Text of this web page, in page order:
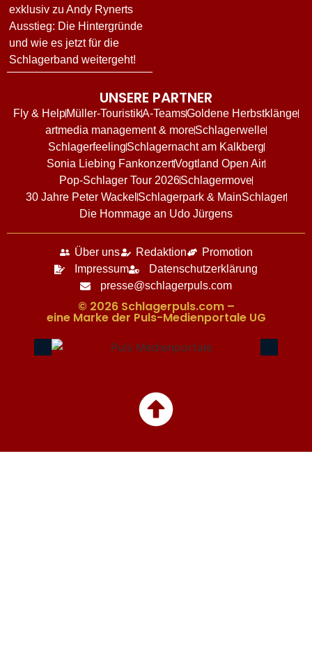
exklusiv zu Andy Rynerts
Ausstieg: Die Hintergründe
und wie es jetzt für die
Schlagerband weitergeht!
UNSERE PARTNER
Fly & HelpMüller-TouristikA-TeamsGoldene Herbstklänge
artmedia management & moreSchlagerwelle
SchlagerfeelingSchlagernacht am Kalkberg
Sonia Liebing FankonzertVogtland Open Air
Pop-Schlager Tour 2026Schlagermove
30 Jahre Peter Wackel Schlagerpark & MainSchlager
Die Hommage an Udo Jürgens
Über uns Redaktion
Promotion
Impressum
Datenschutzerklärung
presse@schlagerpuls.com
© 2026 Schlagerpuls.com –
eine Marke der Puls-Medienportale UG​